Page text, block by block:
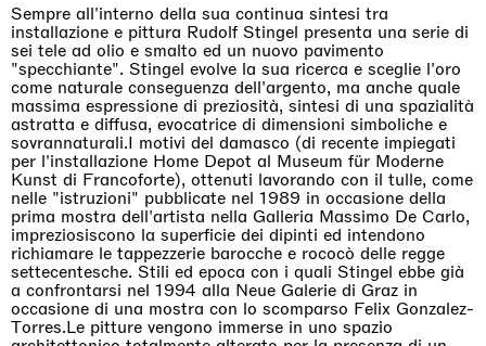
Sempre all'interno della sua continua sintesi tra
installazione e pittura Rudolf Stingel presenta una serie di
sei tele ad olio e smalto ed un nuovo pavimento
"specchiante". Stingel evolve la sua ricerca e sceglie l'oro
come naturale conseguenza dell'argento, ma anche quale
massima espressione di preziosità, sintesi di una spazialità
astratta e diffusa, evocatrice di dimensioni simboliche e
sovrannaturali.I motivi del damasco (di recente impiegati
per l'installazione Home Depot al Museum für Moderne
Kunst di Francoforte), ottenuti lavorando con il tulle, come
nelle "istruzioni" pubblicate nel 1989 in occasione della
prima mostra dell'artista nella Galleria Massimo De Carlo,
impreziosiscono la superficie dei dipinti ed intendono
richiamare le tappezzerie barocche e rococò delle regge
settecentesche. Stili ed epoca con i quali Stingel ebbe già
a confrontarsi nel 1994 alla Neue Galerie di Graz in
occasione di una mostra con lo scomparso Felix Gonzalez-
Torres.Le pitture vengono immerse in uno spazio